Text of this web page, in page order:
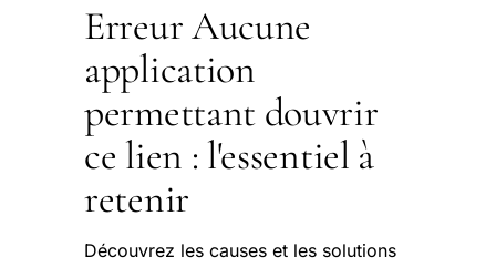
Erreur Aucune
application
permettant douvrir
ce lien : l'essentiel à
retenir
Découvrez les causes et les solutions